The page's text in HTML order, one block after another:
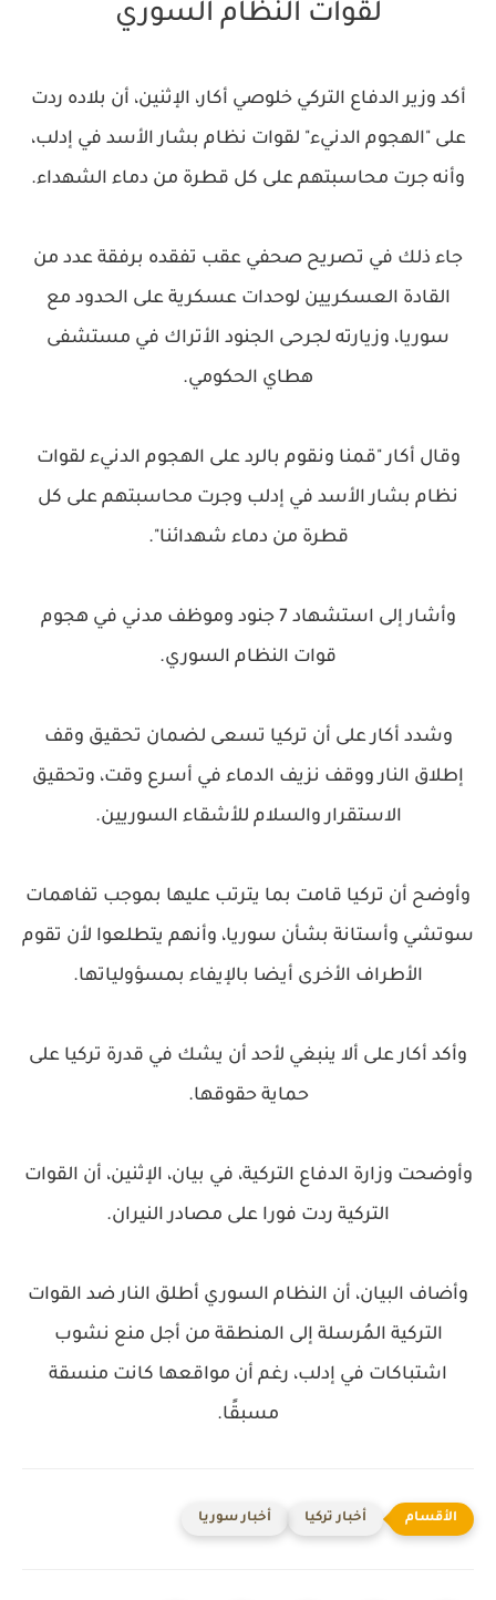
لقوات النظام السوري
أكد وزير الدفاع التركي خلوصي أكار، الإثنين، أن بلاده ردت
على "الهجوم الدنيء" لقوات نظام بشار الأسد في إدلب،
وأنه جرت محاسبتهم على كل قطرة من دماء الشهداء.
جاء ذلك في تصريح صحفي عقب تفقده برفقة عدد من
القادة العسكريين لوحدات عسكرية على الحدود مع
سوريا، وزيارته لجرحى الجنود الأتراك في مستشفى
هطاي الحكومي.
وقال أكار "قمنا ونقوم بالرد على الهجوم الدنيء لقوات
نظام بشار الأسد في إدلب وجرت محاسبتهم على كل
قطرة من دماء شهدائنا".
وأشار إلى استشهاد 7 جنود وموظف مدني في هجوم
قوات النظام السوري.
وشدد أكار على أن تركيا تسعى لضمان تحقيق وقف
إطلاق النار ووقف نزيف الدماء في أسرع وقت، وتحقيق
الاستقرار والسلام للأشقاء السوريين.
وأوضح أن تركيا قامت بما يترتب عليها بموجب تفاهمات
سوتشي وأستانة بشأن سوريا، وأنهم يتطلعوا لأن تقوم
الأطراف الأخرى أيضا بالإيفاء بمسؤولياتها.
وأكد أكار على ألا ينبغي لأحد أن يشك في قدرة تركيا على
حماية حقوقها.
وأوضحت وزارة الدفاع التركية، في بيان، الإثنين، أن القوات
التركية ردت فورا على مصادر النيران.
وأضاف البيان، أن النظام السوري أطلق النار ضد القوات
التركية المُرسلة إلى المنطقة من أجل منع نشوب
اشتباكات في إدلب، رغم أن مواقعها كانت منسقة
مسبقًا.
أخبار تركيا أخبار سوريا